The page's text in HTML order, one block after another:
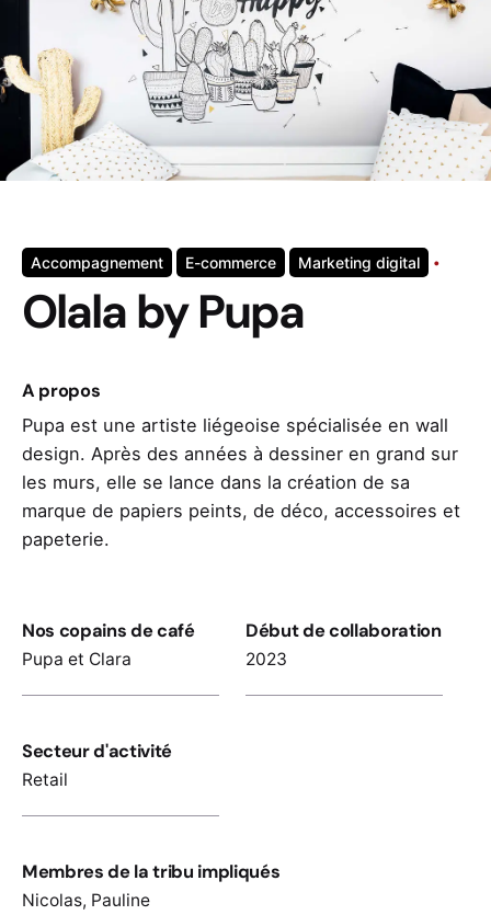
Accompagnement E-commerce Marketing digital
Olala by Pupa
A propos
Pupa est une artiste liégeoise spécialisée en wall
design. Après des années à dessiner en grand sur
les murs, elle se lance dans la création de sa
marque de papiers peints, de déco, accessoires et
papeterie.
Nos copains de café
Pupa et Clara
Début de collaboration
2023
Secteur d'activité
Retail
Membres de la tribu impliqués
Nicolas, Pauline